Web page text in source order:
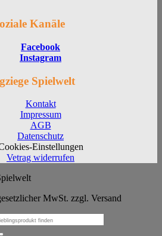
Kanäle
Facebook
Instagram
Spielwelt
Kontakt
Impressum
AGB
Datenschutz
Einstellungen
Vetrag widerrufen
MwSt. zzgl. Versand